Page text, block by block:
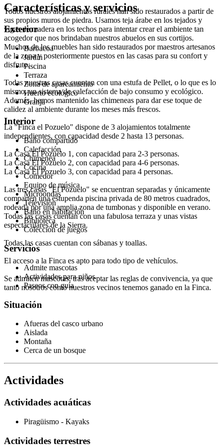
Todos nuestros alojamientos rurales han sido restaurados a partir de
sus propios muros de piedra. Usamos teja árabe en los tejados y
vigas de madera en los techos para intentar crear el ambiente tan
acogedor que nos brindaban nuestros abuelos en sus cortijos.
Muchos de los muebles han sido restaurados por maestros artesanos
de la zona y posteriormente puestos en las casas para su confort y
disfrute.
Todas nuestras casas cuentan con una estufa de Pellet, o lo que es lo
mismo, un sistema de calefacción de bajo consumo y ecológico.
Además, hemos mantenido las chimeneas para dar ese toque de
calidez al ambiente durante los meses más frescos.
La "Finca el Pozuelo" dispone de 3 alojamientos totalmente
independientes, con capacidad desde 2 hasta 13 personas.
La Casa El Pozuelo 1, con capacidad para 2-3 personas.
La Casa El Pozuelo 2, con capacidad para 4-6 personas.
La Casa El Pozuelo 3, con capacidad para 4 personas.
Las tres casas "El Pozuelo" se encuentran separadas y únicamente
comparten una estupenda piscina privada de 80 metros cuadrados,
rodeada por una amplia zona de tumbonas y disponible en verano.
Todas las casas cuentan con una fabulosa terraza y unas vistas
espectaculares de la Sierra.
Todas las casas cuentan con sábanas y toallas.
El acceso a la Finca es apto para todo tipo de vehículos.
Se admiten mascotas, tras aceptar las reglas de convivencia, ya que
tanto nosotros como nuestros vecinos tenemos ganado en la Finca.
Características y servicios
Exterior
Barbacoa
Jardín
Piscina
Terraza
Zona de aparcamiento
Huerto ecológico
Granja
Interior
Baño compartido
Calefacción
Chimenea
Cocina
Comedor
Equipo de música
Microondas
Televisión
Baño en habitación
Biblioteca
Colección de juegos
Servicios
Admite mascotas
Actividades para niños
Paseos con guía
Situación
Afueras del casco urbano
Aislada
Montaña
Cerca de un bosque
Actividades
Actividades acuáticas
Piragüismo - Kayaks
Actividades terrestres